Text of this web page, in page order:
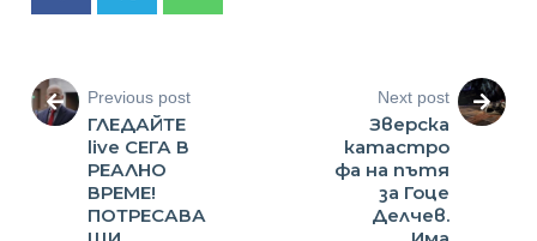
Previous post
ГЛЕДАЙТЕ
live СЕГА В
РЕАЛНО
ВРЕМЕ!
ПОТРЕСАВА
Next post
Зверска
катастро
фа на пътя
за Гоце
Делчев.